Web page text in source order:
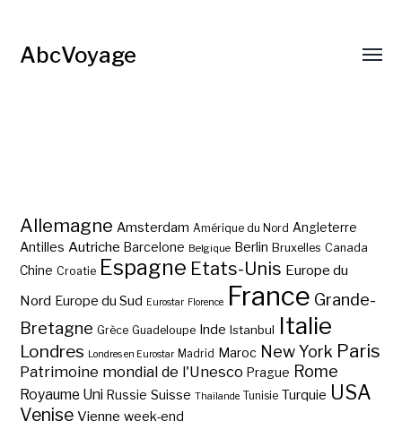
AbcVoyage
Allemagne Amsterdam Amérique du Nord Angleterre
Antilles Autriche Barcelone Belgique Berlin Bruxelles Canada
Chine Croatie Espagne Etats-Unis Europe du
Nord Europe du Sud Eurostar Florence France Grande-
Bretagne Grèce Guadeloupe Inde Istanbul Italie
Londres Londres en Eurostar Madrid Maroc New York Paris
Patrimoine mondial de l'Unesco Prague Rome
Royaume Uni Russie Suisse Thaïlande Tunisie Turquie USA
Venise Vienne week-end